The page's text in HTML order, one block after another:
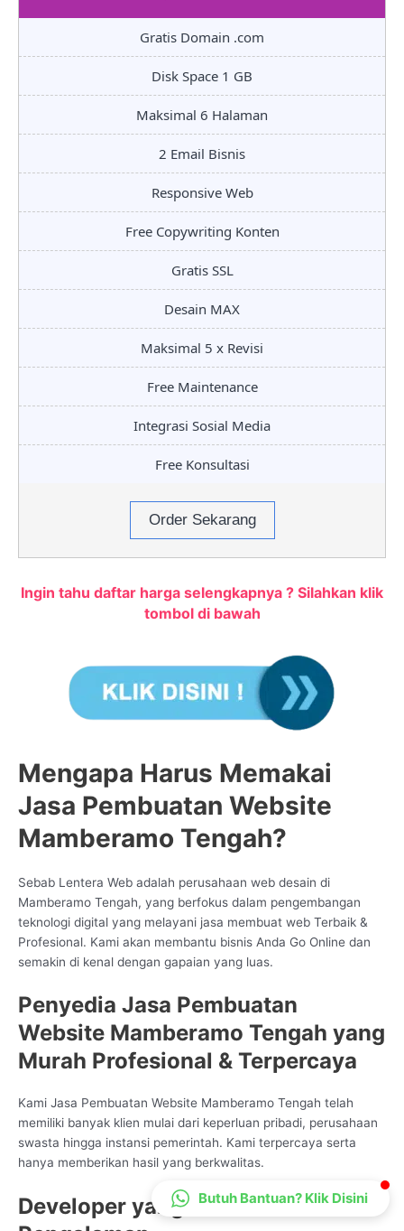
Gratis Domain .com
Disk Space 1 GB
Maksimal 6 Halaman
2 Email Bisnis
Responsive Web
Free Copywriting Konten
Gratis SSL
Desain MAX
Maksimal 5 x Revisi
Free Maintenance
Integrasi Sosial Media
Free Konsultasi
Order Sekarang
Ingin tahu daftar harga selengkapnya ? Silahkan klik
tombol di bawah
Mengapa Harus Memakai
Jasa Pembuatan Website
Mamberamo Tengah?
Sebab Lentera Web adalah perusahaan web desain di
Mamberamo Tengah, yang berfokus dalam pengembangan
teknologi digital yang melayani jasa membuat web Terbaik &
Profesional. Kami akan membantu bisnis Anda Go Online dan
semakin di kenal dengan gapaian yang luas.
Penyedia Jasa Pembuatan
Website Mamberamo Tengah yang
Murah Profesional & Terpercaya
Kami Jasa Pembuatan Website Mamberamo Tengah telah
memiliki banyak klien mulai dari keperluan pribadi, perusahaan
swasta hingga instansi pemerintah. Kami terpercaya serta
hanya memberikan hasil yang berkwalitas.
Developer yang Memiliki
CS Lenteraweb
Butuh Bantuan? Klik Disini